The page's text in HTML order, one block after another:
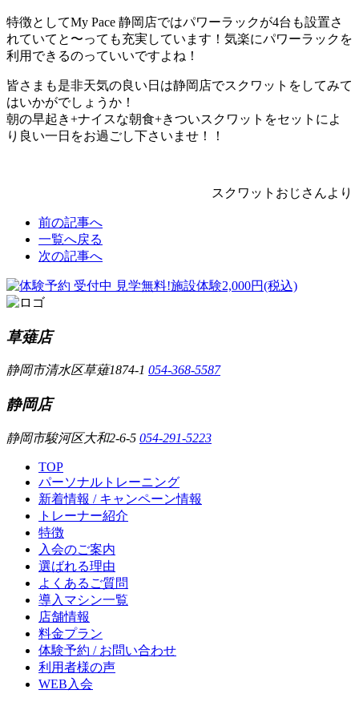
特徴としてMy Pace 静岡店ではパワーラックが4台も設置さ
れていてと〜っても充実しています！気楽にパワーラックを
利用できるのっていいですよね！
皆さまも是非天気の良い日は静岡店でスクワットをしてみて
はいかがでしょうか！
朝の早起き+ナイスな朝食+きついスクワットをセットによ
り良い一日をお過ごし下さいませ！！
スクワットおじさんより
前の記事へ
一覧へ戻る
次の記事へ
草薙店
静岡市清水区草薙1874-1 054-368-5587
静岡店
静岡市駿河区大和2-6-5 054-291-5223
TOP
パーソナルトレーニング
新着情報 / キャンペーン情報
トレーナー紹介
特徴
入会のご案内
選ばれる理由
よくあるご質問
導入マシン一覧
店舗情報
料金プラン
体験予約 / お問い合わせ
利用者様の声
WEB入会